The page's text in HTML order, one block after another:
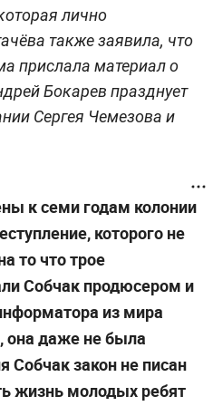
лично
также заявила, что
прислала материал о
Бокарев празднует
Сергея Чемезова и
к семи годам колонии
которого не
то что трое
Собчак продюсером и
из мира
она даже не была
закон не писан
жизнь молодых ребят